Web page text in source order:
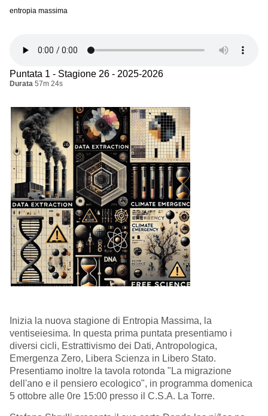
entropia massima
Puntata 1 - Stagione 26 - 2025-2026
Durata 57m 24s
Inizia la nuova stagione di Entropia Massima, la
ventiseiesima. In questa prima puntata presentiamo i
diversi cicli, Estrattivismo dei Dati, Antropologica,
Emergenza Zero, Libera Scienza in Libero Stato.
Presentiamo inoltre la tavola rotonda "La migrazione
dell'ano e il pensiero ecologico", in programma domenica
5 ottobre alle 0re 15:00 presso il C.S.A. La Torre.